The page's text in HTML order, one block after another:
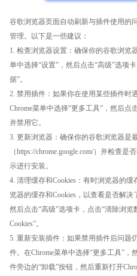
谷歌浏览器页面自动刷新与插件使用的
管理。以下是一些建议：
1. 检查浏览器设置：确保你的谷歌浏览
单中选择“设置”，然后点击“高级”选项
据”。
2. 禁用插件：如果你在使用某些插件时
Chrome菜单中选择“更多工具”，然后
并禁用它。
3. 更新浏览器：确保你的谷歌浏览器是
（https://chrome.google.com/）并检查
示进行安装。
4. 清理缓存和Cookies：有时浏览器的
览器的缓存和Cookies，以查看是否解决
然后点击“高级”选项卡，点击“清除浏
Cookies”。
5. 重新安装插件：如果禁用插件后问题
件。在Chrome菜单中选择“更多工具”
件旁边的“卸载”按钮，然后重新打开